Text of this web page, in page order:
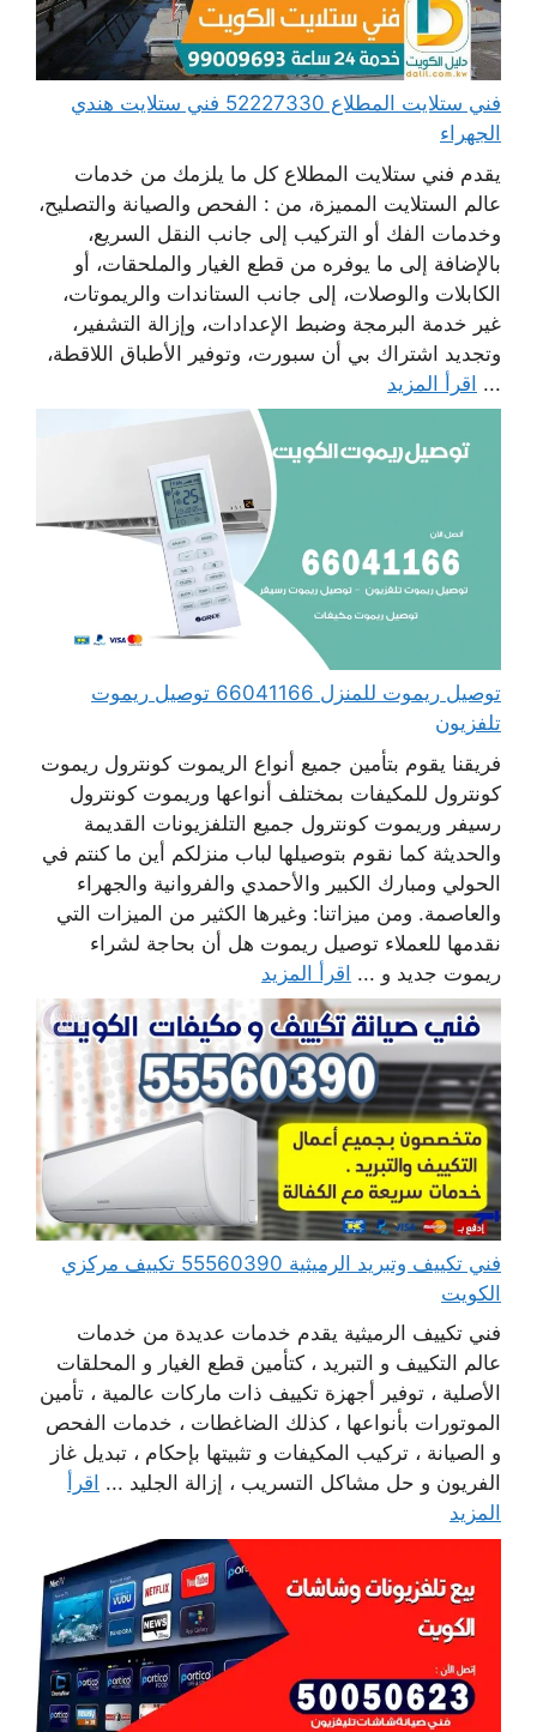
فني ستلايت المطلاع 52227330 فني ستلايت هندي
الجهراء
يقدم فني ستلايت المطلاع كل ما يلزمك من خدمات
عالم الستلايت المميزة، من : الفحص والصيانة والتصليح،
وخدمات الفك أو التركيب إلى جانب النقل السريع،
بالإضافة إلى ما يوفره من قطع الغيار والملحقات، أو
الكابلات والوصلات، إلى جانب الستاندات والريموتات،
غير خدمة البرمجة وضبط الإعدادات، وإزالة التشفير،
وتجديد اشتراك بي أن سبورت، وتوفير الأطباق اللاقطة،
... اقرأ المزيد
توصيل ريموت للمنزل 66041166 توصيل ريموت
تلفزيون
فريقنا يقوم بتأمين جميع أنواع الريموت كونترول ريموت
كونترول للمكيفات بمختلف أنواعها وريموت كونترول
رسيفر وريموت كونترول جميع التلفزيونات القديمة
والحديثة كما نقوم بتوصيلها لباب منزلكم أين ما كنتم في
الحولي ومبارك الكبير والأحمدي والفروانية والجهراء
والعاصمة. ومن ميزاتنا: وغيرها الكثير من الميزات التي
نقدمها للعملاء توصيل ريموت هل أن بحاجة لشراء
ريموت جديد و ... اقرأ المزيد
فني تكييف وتبريد الرميثية 55560390 تكييف مركزي
الكويت
فني تكييف الرميثية يقدم خدمات عديدة من خدمات
عالم التكييف و التبريد ، كتأمين قطع الغيار و المحلقات
الأصلية ، توفير أجهزة تكييف ذات ماركات عالمية ، تأمين
الموتورات بأنواعها ، كذلك الضاغطات ، خدمات الفحص
و الصيانة ، تركيب المكيفات و تثبيتها بإحكام ، تبديل غاز
الفريون و حل مشاكل التسريب ، إزالة الجليد ... اقرأ
المزيد